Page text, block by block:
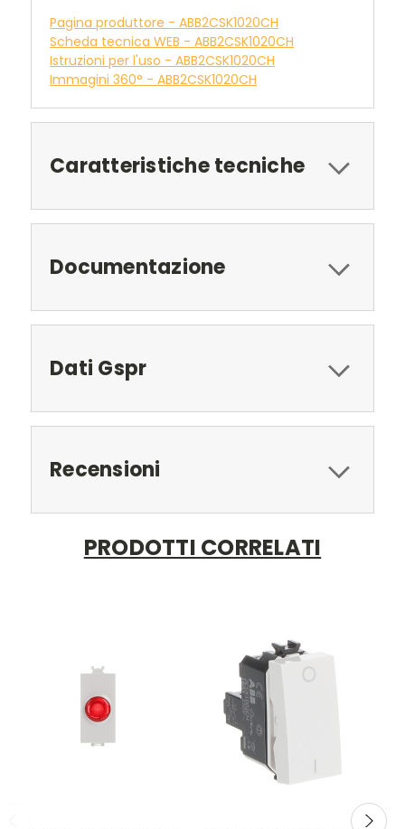
Pagina produttore - ABB2CSK1020CH
Scheda tecnica WEB - ABB2CSK1020CH
Istruzioni per l'uso - ABB2CSK1020CH
Immagini 360° - ABB2CSK1020CH
Caratteristiche tecniche
Documentazione
Dati Gspr
Recensioni
PRODOTTI CORRELATI